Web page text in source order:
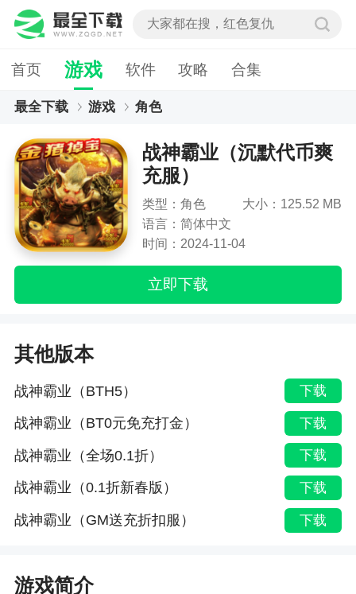
首页 游戏 软件 攻略 合集
最全下载 游戏 角色
战神霸业（沉默代币爽充服）
战神霸业（沉默代币爽
充服）
类型：角色
大小：125.52 MB
语言：简体中文
时间：2024-11-04
立即下载
其他版本
战神霸业（BTH5） 下载
战神霸业（BT0元免充打金） 下载
战神霸业（全场0.1折） 下载
战神霸业（0.1折新春版） 下载
战神霸业（GM送充折扣服） 下载
游戏简介